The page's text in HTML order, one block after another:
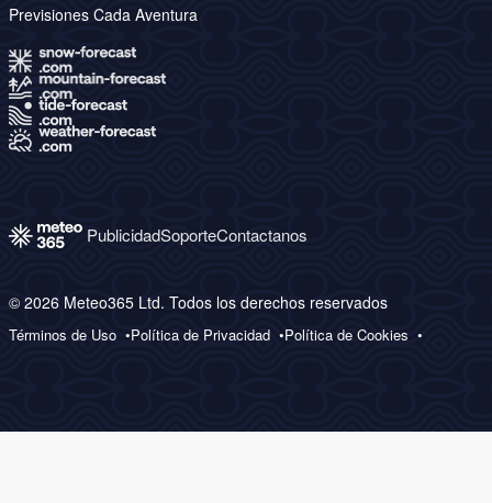
Previsiones Cada Aventura
PublicidadSoporteContactanos
© 2026 Meteo365 Ltd. Todos los derechos reservados
Términos de Uso Política de Privacidad Política de Cookies